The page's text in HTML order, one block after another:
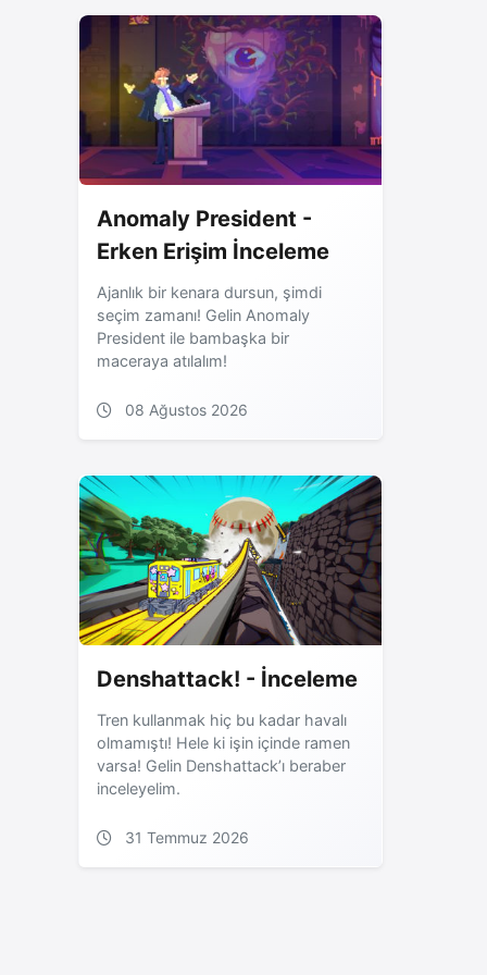
Anomaly President -
Erken Erişim İnceleme
Ajanlık bir kenara dursun, şimdi
seçim zamanı! Gelin Anomaly
President ile bambaşka bir
maceraya atılalım!
08 Ağustos 2026
Denshattack! - İnceleme
Tren kullanmak hiç bu kadar havalı
olmamıştı! Hele ki işin içinde ramen
varsa! Gelin Denshattack’ı beraber
inceleyelim.
31 Temmuz 2026